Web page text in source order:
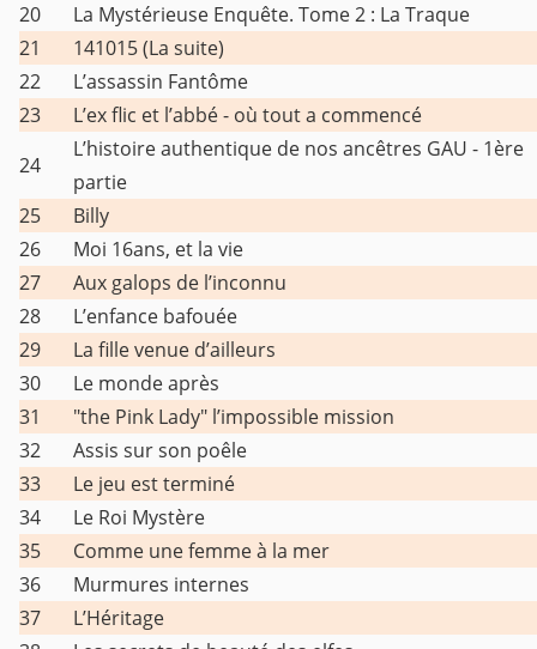
20
La Mystérieuse Enquête. Tome 2 : La Traque
21
141015 (La suite)
22
L’assassin Fantôme
23
L’ex flic et l’abbé - où tout a commencé
24
L’histoire authentique de nos ancêtres GAU - 1ère
partie
25
Billy
26
Moi 16ans, et la vie
27
Aux galops de l’inconnu
28
L’enfance bafouée
29
La fille venue d’ailleurs
30
Le monde après
31
"the Pink Lady" l’impossible mission
32
Assis sur son poêle
33
Le jeu est terminé
34
Le Roi Mystère
35
Comme une femme à la mer
36
Murmures internes
37
L’Héritage